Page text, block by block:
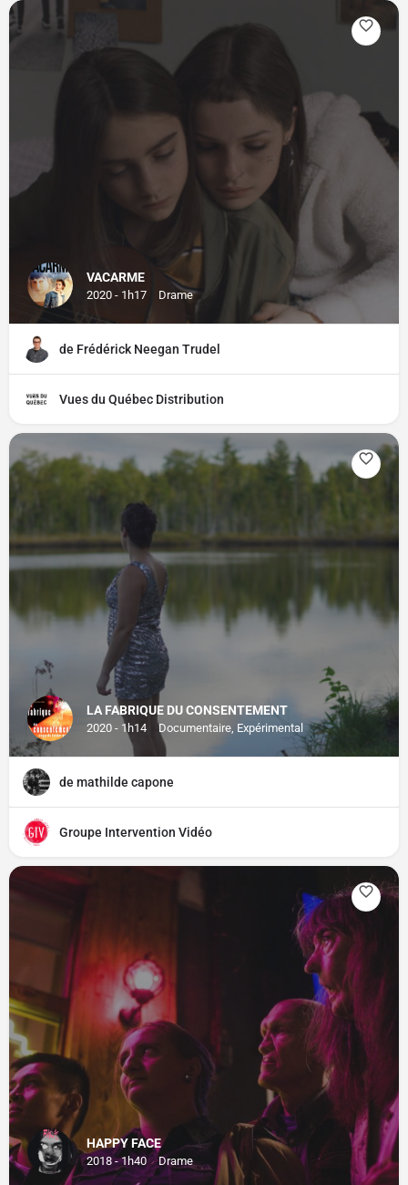
VACARME
2020 - 1h17 Drame
de Frédérick Neegan Trudel
Vues du Québec Distribution
LA FABRIQUE DU CONSENTEMENT
2020 - 1h14 Documentaire, Expérimental
de mathilde capone
Groupe Intervention Vidéo
HAPPY FACE
2018 - 1h40 Drame